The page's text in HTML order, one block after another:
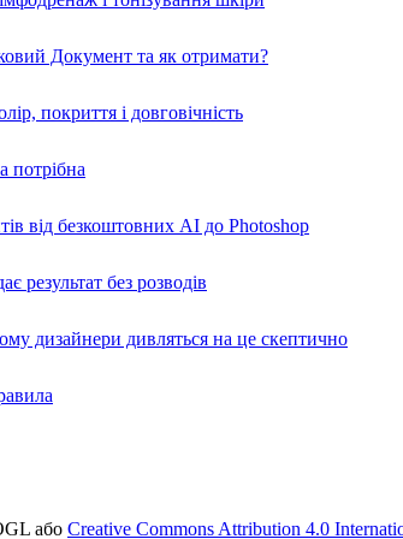
Документ та як отримати?
покриття і довговічність
потрібна
від безкоштовних AI до Photoshop
результат без розводів
дизайнери дивляться на це скептично
або Creative Commons Attribution 4.0